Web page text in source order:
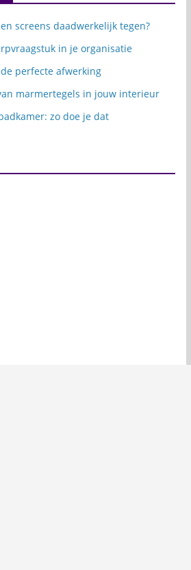
screens daadwerkelijk tegen?
in je organisatie
perfecte afwerking
marmertegels in jouw interieur
zo doe je dat